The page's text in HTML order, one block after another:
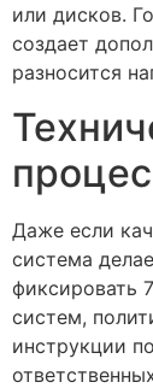
или дисков.
создает
разносится
Даже если
система
фиксировать
систем,
инструкции